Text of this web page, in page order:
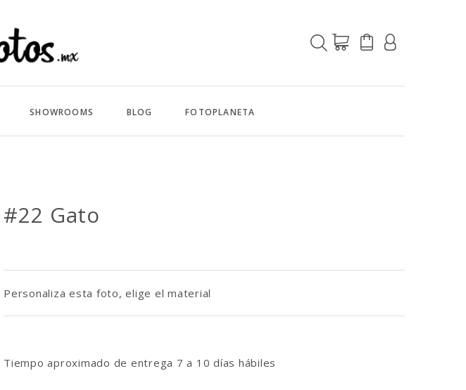
SHOWROOMS BLOG FOTOPLANETA
#22 Gato
Personaliza esta foto, elige el material
Tiempo aproximado de entrega 7 a 10 días hábiles